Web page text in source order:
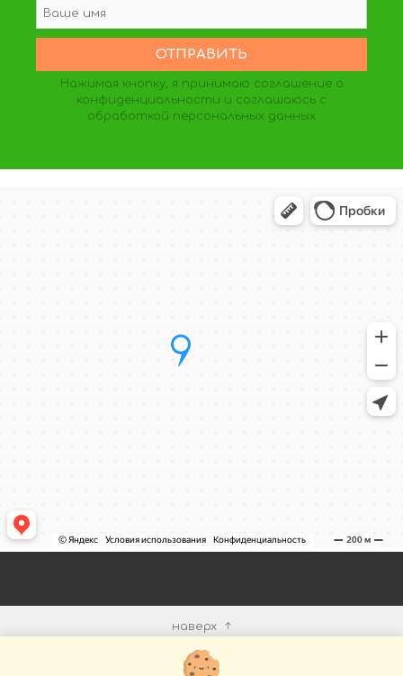
Нажимая кнопку, я принимаю соглашение о
конфиденциальности и соглашаюсь с
обработкой персональных данных
наверх